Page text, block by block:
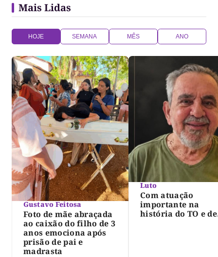
Mais Lidas
HOJE SEMANA MÊS ANO
Gustavo Feitosa
Foto de mãe abraçada
ao caixão do filho de 3
anos emociona após
prisão de pai e
madrasta
Luto
Com atuação
importante na
história do TO e de